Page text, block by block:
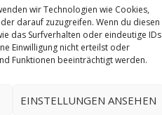
wir Technologien wie Cookies,
darauf zuzugreifen. Wenn du diesen
das Surfverhalten oder eindeutige IDs
Einwilligung nicht erteilst oder
Funktionen beeinträchtigt werden.
EINSTELLUNGEN ANSEHEN